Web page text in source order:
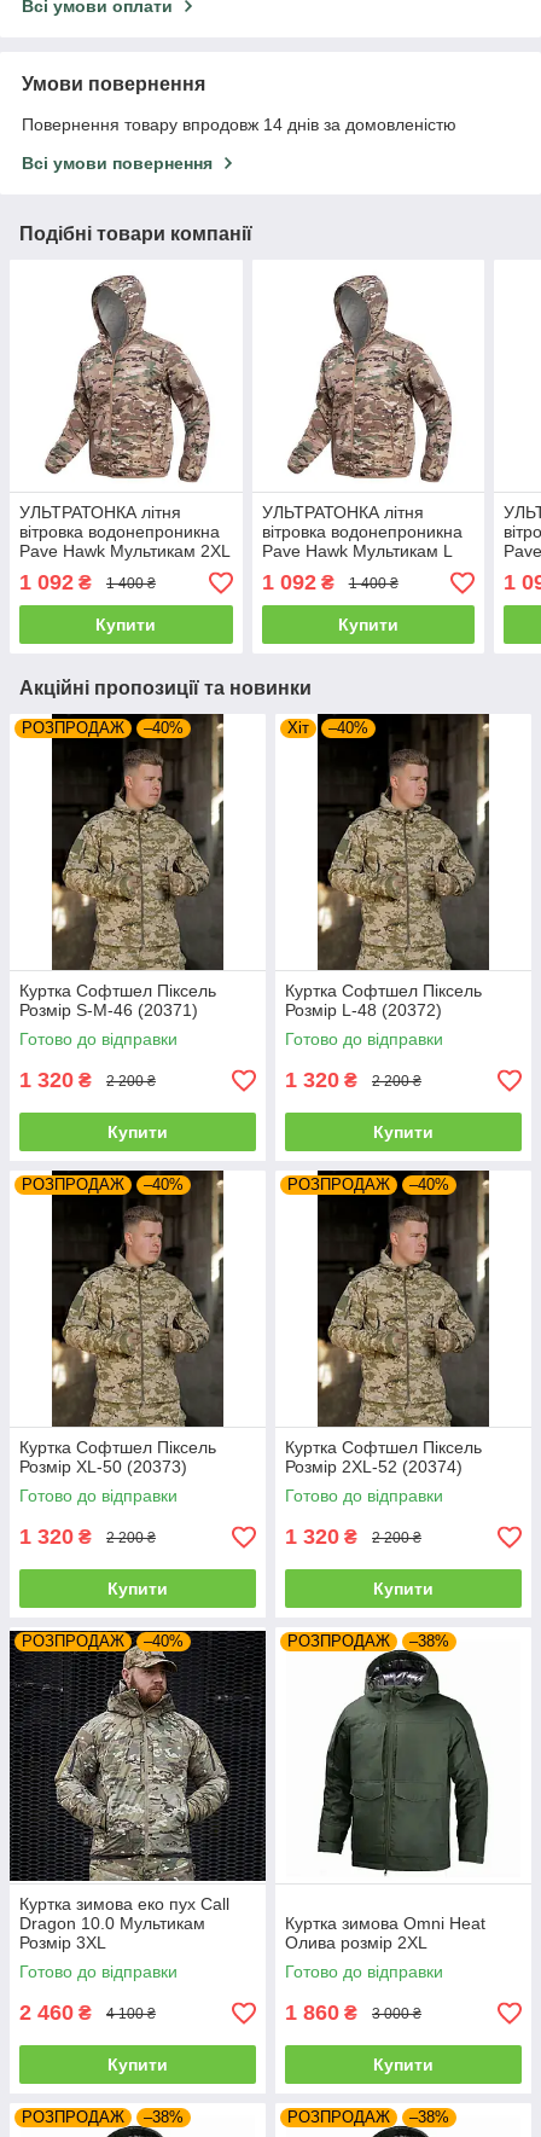
Всі умови оплати
Умови повернення
Повернення товару впродовж 14 днів за домовленістю
Всі умови повернення
Подібні товари компанії
УЛЬТРАТОНКА літня
вітровка водонепроникна
Pave Hawk Мультикам 2XL
52-54
1 092 ₴ 1 400 ₴
Купити
УЛЬТРАТОНКА літня
вітровка водонепроникна
Pave Hawk Мультикам L
48-50
1 092₴ 1 400 ₴
Купити
46-
1
Акційні пропозиції та новинки
РОЗПРОДАЖ –40%
Куртка Софтшел Піксель
Розмір S-M-46 (20371)
Готово до відправки
1 320 ₴ 2 200 ₴
Купити
Хіт –40%
Куртка Софтшел Піксель
Розмір L-48 (20372)
Готово до відправки
1 320 ₴ 2 200 ₴
Купити
РОЗПРОДАЖ –40%
Куртка Софтшел Піксель
Розмір XL-50 (20373)
Готово до відправки
1 320 ₴ 2 200 ₴
Купити
РОЗПРОДАЖ –40%
Куртка Софтшел Піксель
Розмір 2XL-52 (20374)
Готово до відправки
1 320 ₴ 2 200 ₴
Купити
РОЗПРОДАЖ –40%
Куртка зимова еко пух Call
Dragon 10.0 Мультикам
Розмір 3XL
Готово до відправки
2 460 ₴ 4 100 ₴
Купити
РОЗПРОДАЖ –38%
Куртка зимова Omni Heat
Олива розмір 2XL
Готово до відправки
1 860 ₴ 3 000 ₴
Купити
РОЗПРОДАЖ –38% РОЗПРОДАЖ –38%